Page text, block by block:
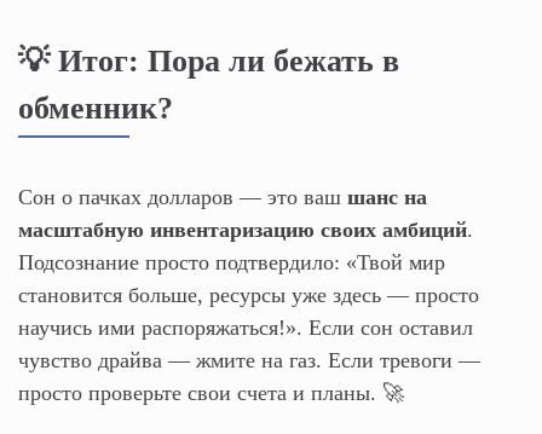
💡 Итог: Пора ли бежать в
обменник?
Сон о пачках долларов — это ваш шанс на
масштабную инвентаризацию своих амбиций.
Подсознание просто подтвердило: «Твой мир
становится больше, ресурсы уже здесь — просто
научись ими распоряжаться!». Если сон оставил
чувство драйва — жмите на газ. Если тревоги —
просто проверьте свои счета и планы. 🚀